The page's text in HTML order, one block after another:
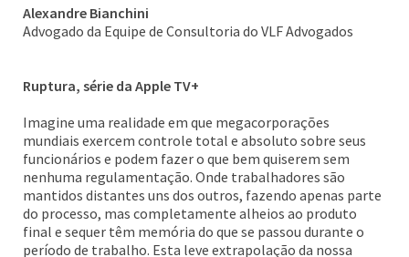
Alexandre Bianchini
Advogado da Equipe de Consultoria do VLF Advogados
Ruptura, série da Apple TV+
Imagine uma realidade em que megacorporações
mundiais exercem controle total e absoluto sobre seus
funcionários e podem fazer o que bem quiserem sem
nenhuma regulamentação. Onde trabalhadores são
mantidos distantes uns dos outros, fazendo apenas parte
do processo, mas completamente alheios ao produto
final e sequer têm memória do que se passou durante o
período de trabalho. Esta leve extrapolação da nossa